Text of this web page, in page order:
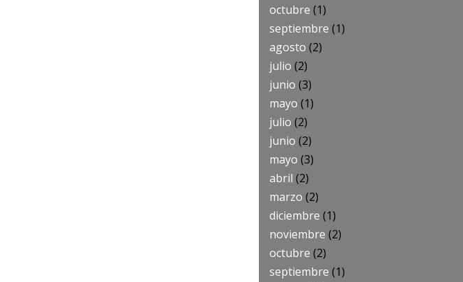
octubre (1)
septiembre (1)
agosto (2)
julio (2)
junio (3)
mayo (1)
julio (2)
junio (2)
mayo (3)
abril (2)
marzo (2)
diciembre (1)
noviembre (2)
octubre (2)
septiembre (1)